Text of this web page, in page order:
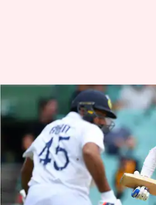
क्या शुभमन गिल और
रणजी ट्रॉफी में लेंगे
खबर आई सामने
लेखन अंकित पसबोला Jan 14, 2025 10:04
क्या है खबर?